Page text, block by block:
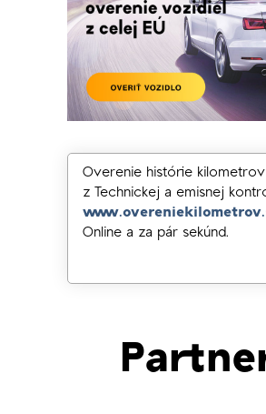
Overenie histórie
z Technickej a emisnej
Online a za pár sekúnd.